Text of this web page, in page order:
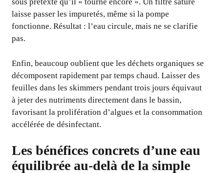
laisse passer les impuretés, même si la pompe
fonctionne. Résultat : l’eau circule, mais ne se clarifie
pas.
Enfin, beaucoup oublient que les déchets organiques se
décomposent rapidement par temps chaud. Laisser des
feuilles dans les skimmers pendant trois jours équivaut
à jeter des nutriments directement dans le bassin,
favorisant la prolifération d’algues et la consommation
accélérée de désinfectant.
Les bénéfices concrets d’une eau
équilibrée au-delà de la simple